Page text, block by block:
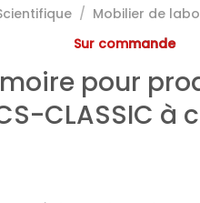
/ Mobilier de
Sur commande
pour
CLASSIC à